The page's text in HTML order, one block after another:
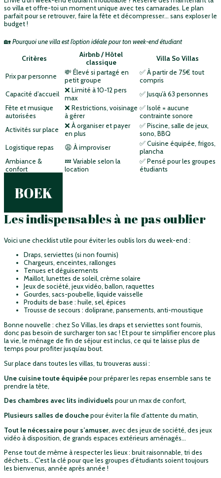
so villa et offre-toi un moment unique avec tes camarades. Le plan
parfait pour se retrouver, faire la fête et décompresser… sans exploser le
budget !
🏡Pourquoi une villa est l’option idéale pour ton week-end étudiant
Critères
Airbnb / Hôtel
classique
Villa So Villas
Prix par personne
💸 Élevé si partagé en
petit groupe
✅ À partir de 75€ tout
compris
Capacité d’accueil
❌ Limité à 10-12 pers
max
✅ Jusqu’à 63 personnes
Fête et musique
autorisées
❌ Restrictions, voisinage
à gérer
✅ Isolé = aucune
contrainte sonore
Activités sur place
❌ À organiser et payer
en plus
✅ Piscine, salle de jeux,
sono, BBQ
Logistique repas
😩 À improviser
✅ Cuisine équipée, frigos,
plancha
Ambiance &
confort
💤 Variable selon la
location
✅ Pensé pour les groupes
étudiants
BOEK
Les indispensables à ne pas oublier
Voici une checklist utile pour éviter les oublis lors du week-end :
Draps, serviettes (si non fournis)
Chargeurs, enceintes, rallonges
Tenues et déguisements
Maillot, lunettes de soleil, crème solaire
Jeux de société, jeux vidéo, ballon, raquettes
Gourdes, sacs-poubelle, liquide vaisselle
Produits de base : huile, sel, épices
Trousse de secours : doliprane, pansements, anti-moustique
Bonne nouvelle : chez So Villas, les draps et serviettes sont fournis,
donc pas besoin de surcharger ton sac ! Et pour te simplifier encore plus
la vie, le ménage de fin de séjour est inclus, ce qui te laisse plus de
temps pour profiter jusqu’au bout.
Sur place dans toutes les villas, tu trouveras aussi :
Une cuisine toute équipéepour préparer les repas ensemble sans te
prendre la tête,
Des chambres avec lits individuels pour un max de confort,
Plusieurs salles de douchepour éviter la file d’attente du matin,
Tout le nécessaire pour s’amuser, avec des jeux de société, des jeux
vidéo à disposition, de grands espaces extérieurs aménagés…
Pense tout de même à respecter les lieux : bruit raisonnable, tri des
déchets… C’est la clé pour que les groupes d’étudiants soient toujours
les bienvenus, année après année !